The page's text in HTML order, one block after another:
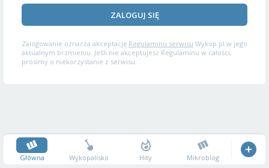
ZALOGUJ SIĘ
Zalogowanie oznacza akceptację Regulaminu serwisu Wykop.pl w jego
aktualnym brzmieniu. Jeśli nie akceptujesz Regulaminu w całości,
prosimy o niekorzystanie z serwisu.
Główna Wykopalisko Hity Mikroblog